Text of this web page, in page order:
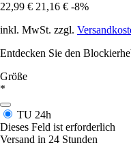
22,99 € 21,16 € -8%
inkl. MwSt. zzgl.
Entdecken Sie den
Größe
*
TU 24h
Dieses Feld ist erforderlich
Versand in 24 Stunden